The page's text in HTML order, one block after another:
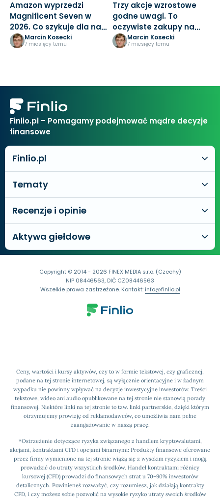
Amazon wyprzedzi
Magnificent Seven w
2026. Co szykuje dla nas
Jeff Bezos?
Marcin Kosecki
7 miesięcy temu
Trzy akcje wzrostowe
godne uwagi. To
oczywiste zakupy na
nowy rok
Marcin Kosecki
7 miesięcy temu
Finlio.pl – Pomagamy podejmować mądre decyzje
finansowe
Finlio.pl
Tematy
Recenzje i opinie
Aktywa giełdowe
Ceny, wartości i kursy aktywów, czy to w formie tekstowej, czy graficznej,
podane na tej stronie internetowej, są wyłącznie orientacyjne i w żadnym
wypadku nie powinny wpływać na decyzje inwestycyjne inwestorów. Treści
tekstowe, wideo ani audio opublikowane na tej stronie nie stanowią porady
finansowej. Niektóre linki na tej stronie to tzw. linki partnerskie, dzięki którym
otrzymujemy prowizję od reklamodawców, co umożliwia nam pełne
zaangażowanie w naszą pracę.
*Ostrzeżenie dotyczące ryzyka związanego z handlem kryptowalutami,
akcjami, kontraktami CFD i opcjami binarnymi: Produkty finansowe oferowane
przez firmy wymienione na tej stronie wiążą się z wysokim ryzykiem i mogą
prowadzić do utraty wszystkich środków. Handel kontraktami różnicy
kursowej (CFD) prowadzi do finansowych strat u 70–90% inwestorów
detalicznych. Powinieneś rozważyć, czy rozumiesz, jak działają kontrakty
CFD, i czy możesz sobie pozwolić na wysokie ryzyko utraty swoich środków
Copyright © 2014 - 2026 FINEX MEDIA s.r.o. (Czechy)
NIP 08446563, DIČ CZ08446563
Wszelkie prawa zastrzeżone. Kontakt:info@finlio.pl